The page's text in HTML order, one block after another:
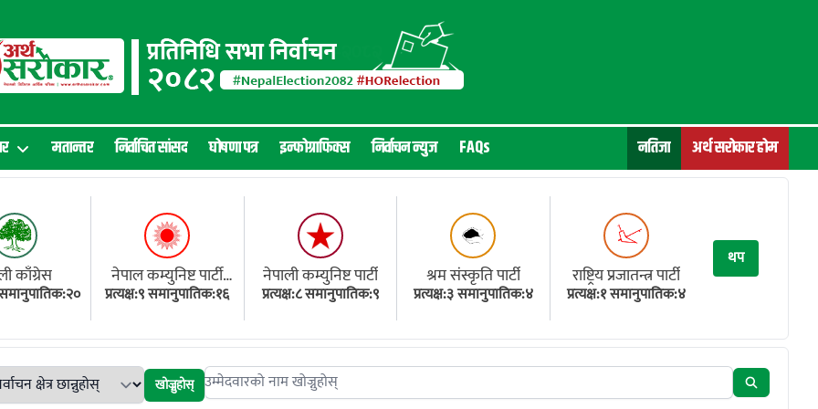
नतिजा अर्थ सरोकार होम
मतान्तर निर्वाचित सांसद घोषणा पत्र इन्फोग्राफिक्स निर्वाचन न्युज FAQs
काँग्रेस
समानुपातिक:२०
नेपाल कम्युनिष्ट पार्टी
(एमाले)
प्रत्यक्ष:९ समानुपातिक:१६
नेपाली कम्युनिष्ट पार्टी
प्रत्यक्ष:८ समानुपातिक:९
श्रम संस्कृति पार्टी
प्रत्यक्ष:३ समानुपातिक:४
राष्ट्रिय प्रजातन्त्र पार्टी
प्रत्यक्ष:१ समानुपातिक:४
थप
खोज्नुहोस् Search candidates